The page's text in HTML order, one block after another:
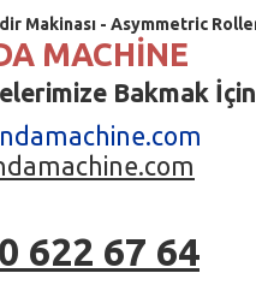
Makinası - Asymmetric
MACHİNE
Bakmak
622 67 64